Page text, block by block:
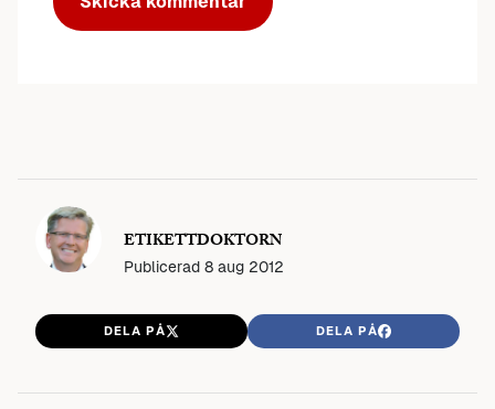
ETIKETTDOKTORN
Publicerad 8 aug 2012
DELA PÅ DELA PÅ